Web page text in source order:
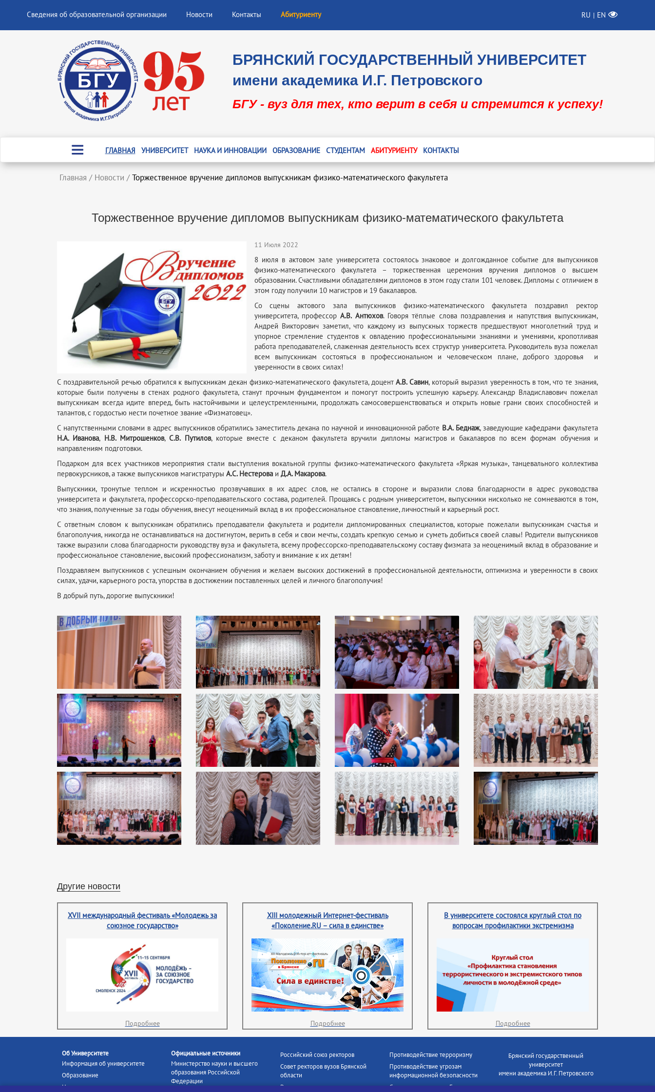
Сведения об образовательной организации Новости Контакты Абитуриенту RU | EN
БРЯНСКИЙ ГОСУДАРСТВЕННЫЙ УНИВЕРСИТЕТ
имени академика И.Г. Петровского
БГУ - вуз для тех, кто верит в себя и стремится к успеху!
ГЛАВНАЯ УНИВЕРСИТЕТ НАУКА И ИННОВАЦИИ ОБРАЗОВАНИЕ СТУДЕНТАМ АБИТУРИЕНТУ КОНТАКТЫ
Главная / Новости / Торжественное вручение дипломов выпускникам физико-математического факультета
Торжественное вручение дипломов выпускникам физико-математического факультета
11 Июля 2022
8 июля в актовом зале университета состоялось знаковое и долгожданное событие для выпускников
физико-математического факультета – торжественная церемония вручения дипломов о высшем
образовании. Счастливыми обладателями дипломов в этом году стали 101 человек. Дипломы с отличием в
этом году получили 10 магистров и 19 бакалавров.
Со сцены актового зала выпускников физико-математического факультета поздравил ректор
университета, профессорА.В. Антюхов. Говоря тёплые слова поздравления и напутствия выпускникам,
Андрей Викторович заметил, что каждому из выпускных торжеств предшествуют многолетний труд и
упорное стремление студентов к овладению профессиональными знаниями и умениями, кропотливая
работа преподавателей, слаженная деятельность всех структур университета. Руководитель вуза пожелал
всем выпускникам состояться в профессиональном и человеческом плане, доброго здоровья и
уверенности в своих силах!
С поздравительной речью обратился к выпускникам декан физико-математического факультета, доцентА.В. Савин, который выразил уверенность в том, что те знания,
которые были получены в стенах родного факультета, станут прочным фундаментом и помогут построить успешную карьеру. Александр Владиславович пожелал
выпускникам всегда идите вперед, быть настойчивыми и целеустремленными, продолжать самосовершенствоваться и открыть новые грани своих способностей и
талантов, с гордостью нести почетное звание «Физматовец».
С напутственными словами в адрес выпускников обратились заместитель декана по научной и инновационной работе В.А. Беднаж, заведующие кафедрами факультета
Н.А. Иванова, Н.В. Митрошенков,С.В. Путилов, которые вместе с деканом факультета вручили дипломы магистров и бакалавров по всем формам обучения и
направлениям подготовки.
Подарком для всех участников мероприятия стали выступления вокальной группы физико-математического факультета «Яркая музыка», танцевального коллектива
первокурсников, а также выпускников магистратуры А.С. Нестерова и Д.А. Макарова.
Выпускники, тронутые теплом и искренностью прозвучавших в их адрес слов, не остались в стороне и выразили слова благодарности в адрес руководства
университета и факультета, профессорско-преподавательского состава, родителей. Прощаясь с родным университетом, выпускники нисколько не сомневаются в том,
что знания, полученные за годы обучения, внесут неоценимый вклад в их профессиональное становление, личностный и карьерный рост.
С ответным словом к выпускникам обратились преподаватели факультета и родители дипломированных специалистов, которые пожелали выпускникам счастья и
благополучия, никогда не останавливаться на достигнутом, верить в себя и свои мечты, создать крепкую семью и суметь добиться своей славы! Родители выпускников
также выразили слова благодарности руководству вуза и факультета, всему профессорско-преподавательскому составу физмата за неоценимый вклад в образование и
профессиональное становление, высокий профессионализм, заботу и внимание к их детям!
Поздравляем выпускников с успешным окончанием обучения и желаем высоких достижений в профессиональной деятельности, оптимизма и уверенности в своих
силах, удачи, карьерного роста, упорства в достижении поставленных целей и личного благополучия!
В добрый путь, дорогие выпускники!
Другие новости
XVII международный фестиваль «Молодежь за
союзное государство»
Подробнее
XIII молодежный Интернет-фестиваль
«Поколение.RU – сила в единстве»
Подробнее
В университете состоялся круглый стол по
вопросам профилактики экстремизма
Подробнее
Об Университете
Информация об университете
Образование
Наука и инновации
Официальные источники
Министерство науки и высшего
образования Российской
Федерации
Российский союз ректоров
Совет ректоров вузов Брянской
области
Росстудцентр
Противодействие терроризму
Противодействие угрозам
информационной безопасности
Социальные ролики - Генеральная
Брянский государственный
университет
имени академика И.Г. Петровского